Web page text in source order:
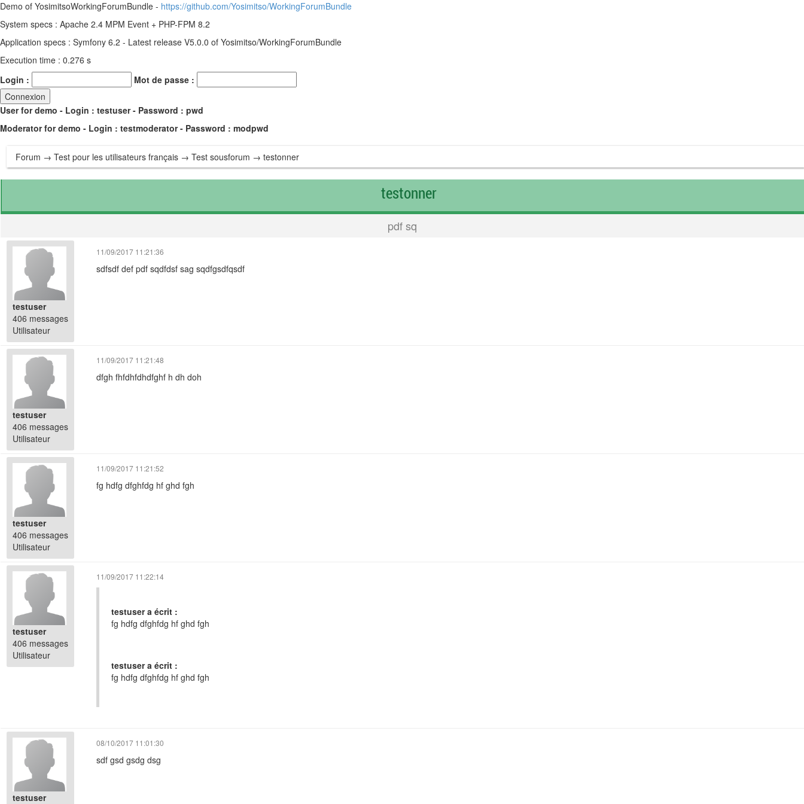
Demo of YosimitsoWorkingForumBundle - https://github.com/Yosimitso/WorkingForumBundle
System specs : Apache 2.4 MPM Event + PHP-FPM 8.2
Application specs : Symfony 6.2 - Latest release V5.0.0 of Yosimitso/WorkingForumBundle
Execution time : 0.276 s
Login :
Mot de passe :
User for demo - Login : testuser - Password : pwd
Moderator for demo - Login : testmoderator - Password : modpwd
Forum → Test pour les utilisateurs français → Test sousforum → testonner
testonner
pdf sq
testuser
406 messages
Utilisateur
11/09/2017 11:21:36
sdfsdf def pdf sqdfdsf sag sqdfgsdfqsdf
testuser
406 messages
Utilisateur
11/09/2017 11:21:48
dfgh fhfdhfdhdfghf h dh doh
testuser
406 messages
Utilisateur
11/09/2017 11:21:52
fg hdfg dfghfdg hf ghd fgh
testuser
406 messages
Utilisateur
11/09/2017 11:22:14
testuser a écrit :
fg hdfg dfghfdg hf ghd fgh
testuser a écrit :
fg hdfg dfghfdg hf ghd fgh
testuser
08/10/2017 11:01:30
sdf gsd gsdg dsg